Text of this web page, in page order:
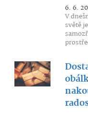
6. 6.
V
světě